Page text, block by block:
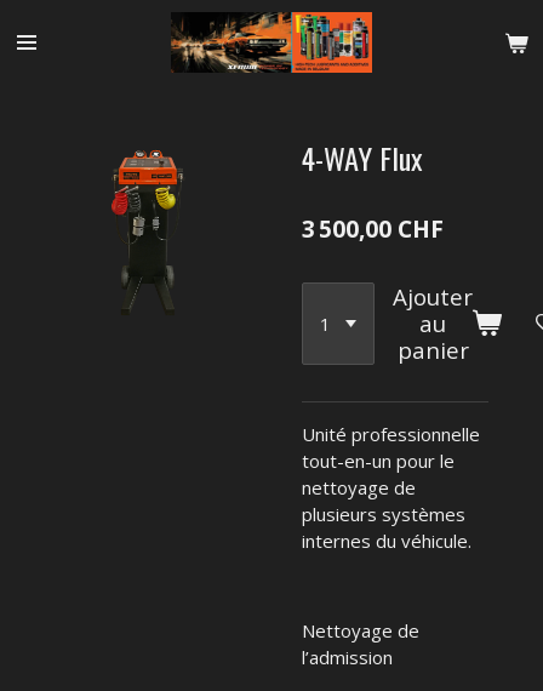
au
4-WAY Flux
3 500,00 CHF
Ajouter
au
panier
Unité professionnelle
tout-en-un pour le
nettoyage de
plusieurs systèmes
internes du véhicule.
Nettoyage de
l’admission